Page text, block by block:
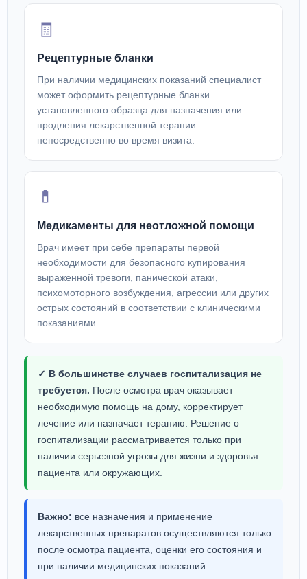
🧾
Рецептурные бланки
При наличии медицинских показаний специалист
может оформить рецептурные бланки
установленного образца для назначения или
продления лекарственной терапии
непосредственно во время визита.
💊
Медикаменты для неотложной помощи
Врач имеет при себе препараты первой
необходимости для безопасного купирования
выраженной тревоги, панической атаки,
психомоторного возбуждения, агрессии или других
острых состояний в соответствии с клиническими
показаниями.
✓ В большинстве случаев госпитализация не
требуется. После осмотра врач оказывает
необходимую помощь на дому, корректирует
лечение или назначает терапию. Решение о
госпитализации рассматривается только при
наличии серьезной угрозы для жизни и здоровья
пациента или окружающих.
Важно: все назначения и применение
лекарственных препаратов осуществляются только
после осмотра пациента, оценки его состояния и
при наличии медицинских показаний.